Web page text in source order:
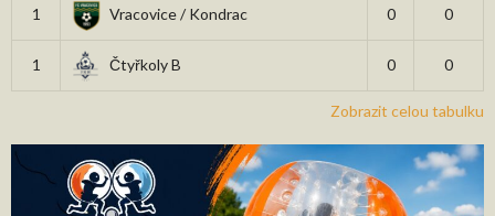
1 Vracovice / Kondrac 0 0
1 Čtyřkoly B 0 0
Zobrazit celou tabulku